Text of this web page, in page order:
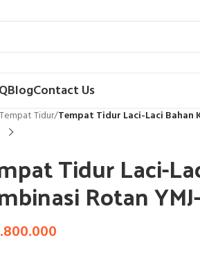
BlogContact Us
Tidur/Tempat Tidur Laci-Laci Bahan
Tidur Laci-
Rotan